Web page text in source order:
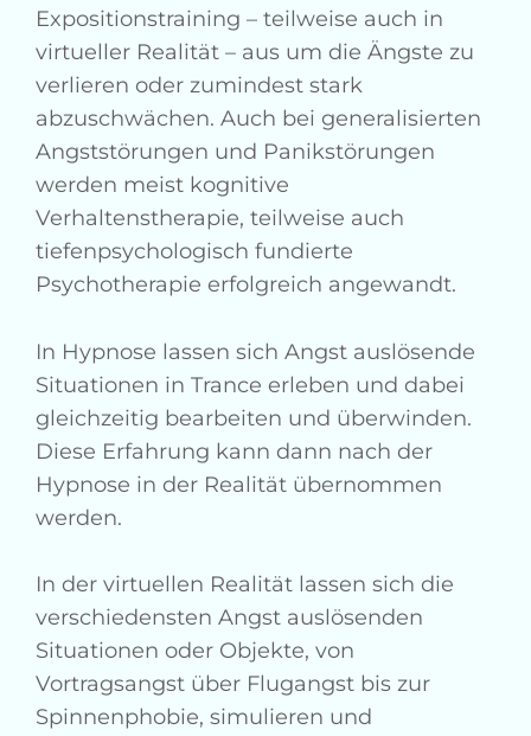
Expositionstraining – teilweise auch in
virtueller Realität – aus um die Ängste zu
verlieren oder zumindest stark
abzuschwächen. Auch bei generalisierten
Angststörungen und Panikstörungen
werden meist kognitive
Verhaltenstherapie, teilweise auch
tiefenpsychologisch fundierte
Psychotherapie erfolgreich angewandt.
In Hypnose lassen sich Angst auslösende
Situationen in Trance erleben und dabei
gleichzeitig bearbeiten und überwinden.
Diese Erfahrung kann dann nach der
Hypnose in der Realität übernommen
werden.
In der virtuellen Realität lassen sich die
verschiedensten Angst auslösenden
Situationen oder Objekte, von
Vortragsangst über Flugangst bis zur
Spinnenphobie, simulieren und